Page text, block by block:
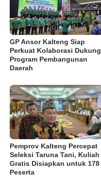
GP Ansor Kalteng Siap
Perkuat Kolaborasi Dukung
Program Pembangunan
Daerah
Pemprov Kalteng Percepat
Seleksi Taruna Tani, Kuliah
Gratis Disiapkan untuk 178
Peserta